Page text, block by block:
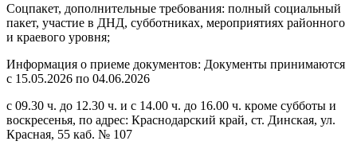
Соцпакет, дополнительные требования: полный социальный
пакет, участие в ДНД, субботниках, мероприятиях районного
и краевого уровня;
Информация о приеме документов: Документы принимаются
с 15.05.2026 по 04.06.2026
с 09.30 ч. до 12.30 ч. и с 14.00 ч. до 16.00 ч. кроме субботы и
воскресенья, по адрес: Краснодарский край, ст. Динская, ул.
Красная, 55 каб. № 107